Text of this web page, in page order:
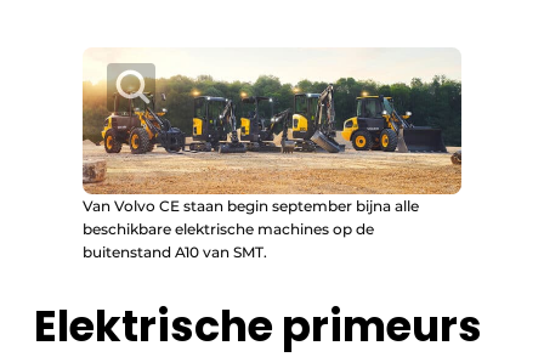
Van Volvo CE staan begin september bijna alle
beschikbare elektrische machines op de
buitenstand A10 van SMT.
Elektrische primeurs